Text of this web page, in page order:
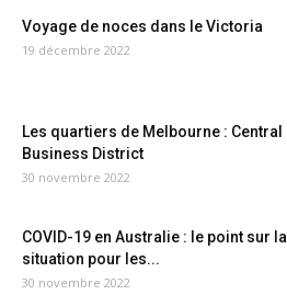
Voyage de noces dans le Victoria
19 décembre 2022
Les quartiers de Melbourne : Central
Business District
30 novembre 2022
COVID-19 en Australie : le point sur la
situation pour les...
30 novembre 2022